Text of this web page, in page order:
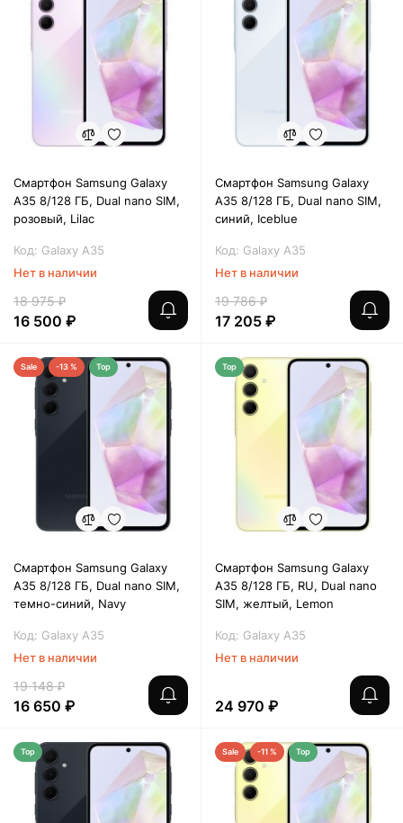
Смартфон Samsung Galaxy
A35 8/128 ГБ, Dual nano SIM,
розовый, Lilac
Код: Galaxy A35
Нет в наличии
18 975 ₽
16 500 ₽
Смартфон Samsung Galaxy
A35 8/128 ГБ, Dual nano SIM,
синий, Iceblue
Код: Galaxy A35
Нет в наличии
19 786 ₽
17 205 ₽
Sale -13 % Top
Смартфон Samsung Galaxy
A35 8/128 ГБ, Dual nano SIM,
темно-синий, Navy
Код: Galaxy A35
Нет в наличии
19 148 ₽
16 650 ₽
Top
Смартфон Samsung Galaxy
A35 8/128 ГБ, RU, Dual nano
SIM, желтый, Lemon
Код: Galaxy A35
Нет в наличии
24 970 ₽
Top Sale -11 % Top